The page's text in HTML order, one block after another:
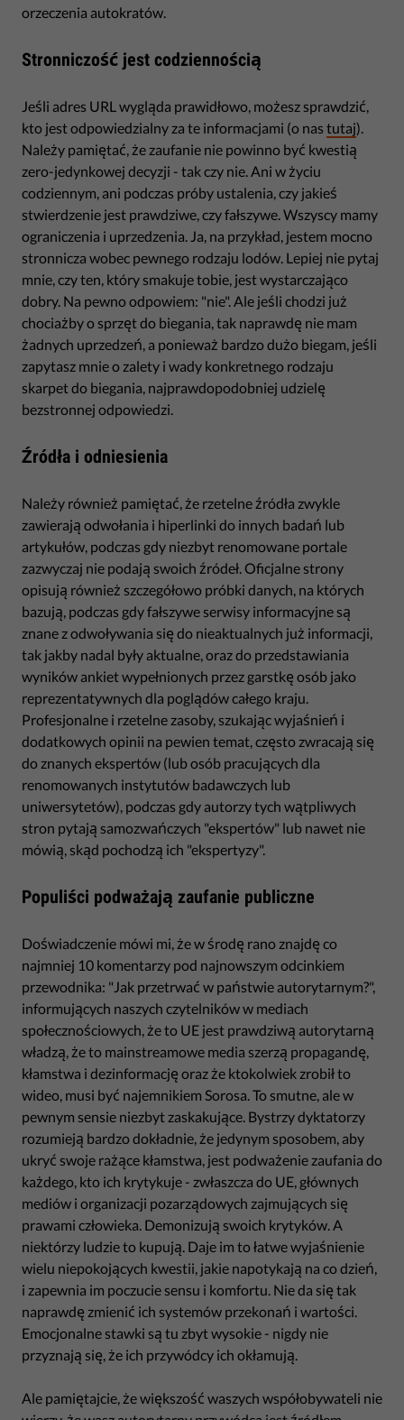
orzeczenia autokratów.
Stronniczość jest codziennością
Jeśli adres URL wygląda prawidłowo, możesz sprawdzić,
kto jest odpowiedzialny za te informacjami (o nas tutaj).
Należy pamiętać, że zaufanie nie powinno być kwestią
zero-jedynkowej decyzji - tak czy nie. Ani w życiu
codziennym, ani podczas próby ustalenia, czy jakieś
stwierdzenie jest prawdziwe, czy fałszywe. Wszyscy mamy
ograniczenia i uprzedzenia. Ja, na przykład, jestem mocno
stronnicza wobec pewnego rodzaju lodów. Lepiej nie pytaj
mnie, czy ten, który smakuje tobie, jest wystarczająco
dobry. Na pewno odpowiem: "nie". Ale jeśli chodzi już
chociażby o sprzęt do biegania, tak naprawdę nie mam
żadnych uprzedzeń, a ponieważ bardzo dużo biegam, jeśli
zapytasz mnie o zalety i wady konkretnego rodzaju
skarpet do biegania, najprawdopodobniej udzielę
bezstronnej odpowiedzi.
Źródła i odniesienia
Należy również pamiętać, że rzetelne źródła zwykle
zawierają odwołania i hiperlinki do innych badań lub
artykułów, podczas gdy niezbyt renomowane portale
zazwyczaj nie podają swoich źródeł. Oficjalne strony
opisują również szczegółowo próbki danych, na których
bazują, podczas gdy fałszywe serwisy informacyjne są
znane z odwoływania się do nieaktualnych już informacji,
tak jakby nadal były aktualne, oraz do przedstawiania
wyników ankiet wypełnionych przez garstkę osób jako
reprezentatywnych dla poglądów całego kraju.
Profesjonalne i rzetelne zasoby, szukając wyjaśnień i
dodatkowych opinii na pewien temat, często zwracają się
do znanych ekspertów (lub osób pracujących dla
renomowanych instytutów badawczych lub
uniwersytetów), podczas gdy autorzy tych wątpliwych
stron pytają samozwańczych "ekspertów" lub nawet nie
mówią, skąd pochodzą ich "ekspertyzy".
Populiści podważają zaufanie publiczne
Doświadczenie mówi mi, że w środę rano znajdę co
najmniej 10 komentarzy pod najnowszym odcinkiem
przewodnika: "Jak przetrwać w państwie autorytarnym?",
informujących naszych czytelników w mediach
społecznościowych, że to UE jest prawdziwą autorytarną
władzą, że to mainstreamowe media szerzą propagandę,
kłamstwa i dezinformację oraz że ktokolwiek zrobił to
wideo, musi być najemnikiem Sorosa. To smutne, ale w
pewnym sensie niezbyt zaskakujące. Bystrzy dyktatorzy
rozumieją bardzo dokładnie, że jedynym sposobem, aby
ukryć swoje rażące kłamstwa, jest podważenie zaufania do
każdego, kto ich krytykuje - zwłaszcza do UE, głównych
mediów i organizacji pozarządowych zajmujących się
prawami człowieka. Demonizują swoich krytyków. A
niektórzy ludzie to kupują. Daje im to łatwe wyjaśnienie
wielu niepokojących kwestii, jakie napotykają na co dzień,
i zapewnia im poczucie sensu i komfortu. Nie da się tak
naprawdę zmienić ich systemów przekonań i wartości.
Emocjonalne stawki są tu zbyt wysokie - nigdy nie
przyznają się, że ich przywódcy ich okłamują.
Ale pamiętajcie, że większość waszych współobywateli nie